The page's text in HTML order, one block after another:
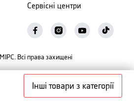
про наявність
Інші товари з категорії
Сервісні центри
МІРС. Всі права захищені